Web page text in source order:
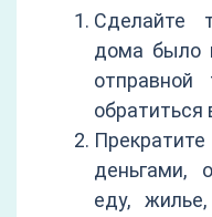
Сделайте
дома было
отправной
обратиться
деньгами,
еду,